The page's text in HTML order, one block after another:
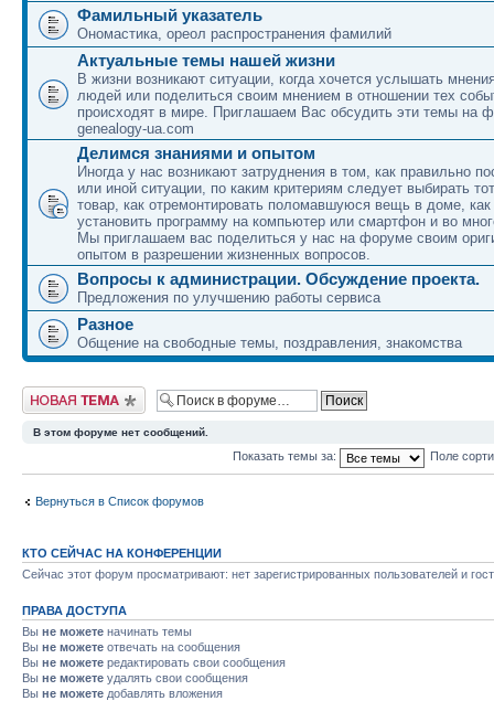
Фамильный указатель
Ономастика, ореол распространения фамилий
Актуальные темы нашей жизни
В жизни возникают ситуации, когда хочется услышать
людей или поделиться своим мнением в отношении тех
происходят в мире. Приглашаем Вас обсудить эти темы на
genealogy-ua.com
Делимся знаниями и опытом
Иногда у нас возникают затруднения в том, как правильно
или иной ситуации, по каким критериям следует выбирать
товар, как отремонтировать поломавшуюся вещь в доме, как
установить программу на компьютер или смартфон и во
Мы приглашаем вас поделиться у нас на форуме своим
опытом в разрешении жизненных вопросов.
Вопросы к администрации. Обсуждение проекта.
Предложения по улучшению работы сервиса
Разное
Общение на свободные темы, поздравления, знакомства
Новая тема
В этом форуме нет сообщений.
Показать темы за: Поле
Вернуться в Список форумов
КТО СЕЙЧАС НА КОНФЕРЕНЦИИ
Сейчас этот форум просматривают: нет зарегистрированных пользователей и
ПРАВА ДОСТУПА
Вы не можете начинать темы
Вы не можете отвечать на сообщения
Вы не можете редактировать свои сообщения
Вы не можете удалять свои сообщения
Вы не можете добавлять вложения